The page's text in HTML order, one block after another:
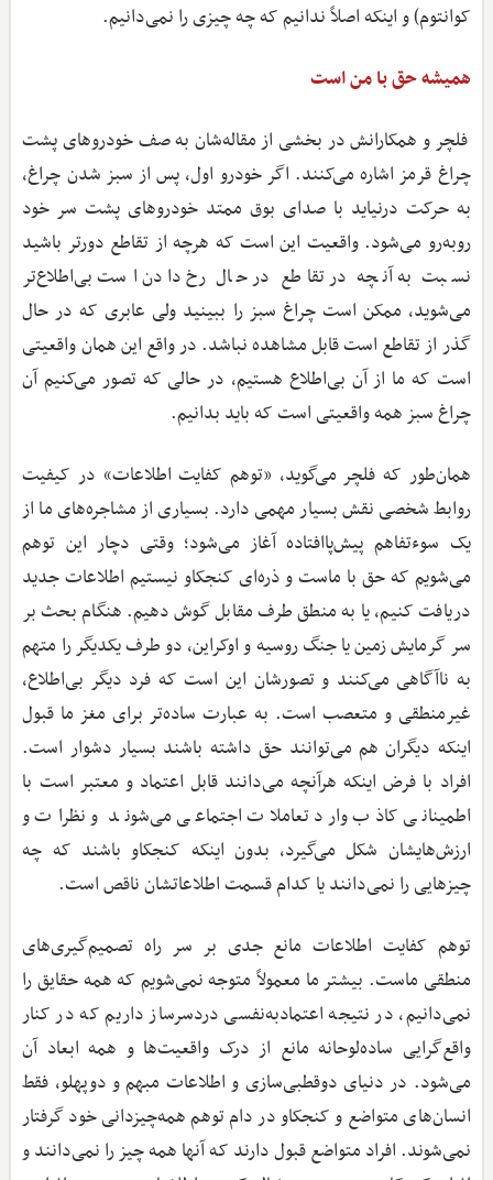
کوانتوم) و اینکه اصلاً ندانیم که چه چیزی را نمی‌دانیم.
همیشه حق با من است
فلچر و همکارانش در بخشی از مقاله‌شان به صف خودروهای پشت
چراغ قرمز اشاره می‌کنند. اگر خودرو اول، پس از سبز شدن چراغ،
به حرکت درنیاید با صدای بوق ممتد خودروهای پشت سر خود
روبه‌رو می‌شود. واقعیت این است که هرچه از تقاطع دورتر باشید
نسبت به آنچه در تقاطع در حال رخ دادن است بی‌اطلاع‌تر
می‌شوید، ممکن است چراغ سبز را ببینید ولی عابری که در حال
گذر از تقاطع است قابل مشاهده نباشد. در واقع این همان واقعیتی
است که ما از آن بی‌اطلاع هستیم، در حالی که تصور می‌کنیم آن
چراغ سبز همه واقعیتی است که باید بدانیم.
همان‌طور که فلچر می‌گوید، «توهم کفایت اطلاعات» در کیفیت
روابط شخصی نقش بسیار مهمی دارد. بسیاری از مشاجره‌های ما از
یک سوءتفاهم پیش‌پاافتاده آغاز می‌شود؛ وقتی دچار این توهم
می‌شویم که حق با ماست و ذره‌ای کنجکاو نیستیم اطلاعات جدید
دریافت کنیم، یا به منطق طرف مقابل گوش دهیم. هنگام بحث بر
سر گرمایش زمین یا جنگ روسیه و اوکراین، دو طرف یکدیگر را متهم
به ناآگاهی می‌کنند و تصورشان این است که فرد دیگر بی‌اطلاع،
غیرمنطقی و متعصب است. به عبارت ساده‌تر برای مغز ما قبول
اینکه دیگران هم می‌توانند حق داشته باشند بسیار دشوار است.
افراد با فرض اینکه هرآنچه می‌دانند قابل اعتماد و معتبر است با
اطمینانی کاذب وارد تعاملات اجتماعی می‌شوند و نظرات و
ارزش‌هایشان شکل می‌گیرد، بدون اینکه کنجکاو باشند که چه
چیزهایی را نمی‌دانند یا کدام قسمت اطلاعاتشان ناقص است.
توهم کفایت اطلاعات مانع جدی بر سر راه تصمیم‌گیری‌های
منطقی ماست. بیشتر ما معمولاً متوجه نمی‌شویم که همه حقایق را
نمی‌دانیم، در نتیجه اعتمادبه‌نفسی دردسرساز داریم که در کنار
واقع‌گرایی ساده‌لوحانه مانع از درک واقعیت‌ها و همه ابعاد آن
می‌شود. در دنیای دوقطبی‌سازی و اطلاعات مبهم و دوپهلو، فقط
انسان‌های متواضع و کنجکاو در دام توهم همه‌چیزدانی خود گرفتار
نمی‌شوند. افراد متواضع قبول دارند که آنها همه چیز را نمی‌دانند و